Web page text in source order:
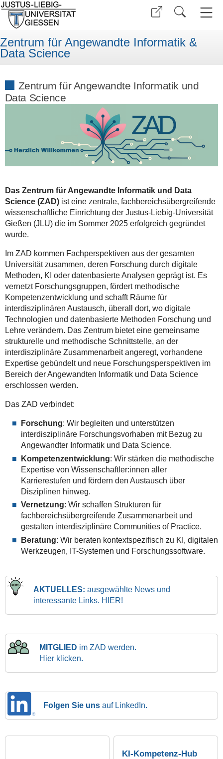
Zentrum für Angewandte Informatik &
Data Science
Zentrum für Angewandte Informatik und
Data Science
Das Zentrum für Angewandte Informatik und Data
Science (ZAD)ist eine zentrale, fachbereichsübergreifende
wissenschaftliche Einrichtung der Justus-Liebig-Universität
Gießen (JLU) die im Sommer 2025 erfolgreich gegründet
wurde.
Im ZAD kommen Fachperspektiven aus der gesamten
Universität zusammen, deren Forschung durch digitale
Methoden, KI oder datenbasierte Analysen geprägt ist. Es
vernetzt Forschungsgruppen, fördert methodische
Kompetenzentwicklung und schafft Räume für
interdisziplinären Austausch, überall dort, wo digitale
Technologien und datenbasierte Methoden Forschung und
Lehre verändern. Das Zentrum bietet eine gemeinsame
strukturelle und methodische Schnittstelle, an der
interdisziplinäre Zusammenarbeit angeregt, vorhandene
Expertise gebündelt und neue Forschungsperspektiven im
Bereich der Angewandten Informatik und Data Science
erschlossen werden.
Das ZAD verbindet:
Forschung: Wir begleiten und unterstützen
interdisziplinäre Forschungsvorhaben mit Bezug zu
Angewandter Informatik und Data Science.
Kompetenzentwicklung: Wir stärken die methodische
Expertise von Wissenschaftler:innen aller
Karrierestufen und fördern den Austausch über
Disziplinen hinweg.
Vernetzung: Wir schaffen Strukturen für
fachbereichsübergreifende Zusammenarbeit und
gestalten interdisziplinäre Communities of Practice.
Beratung: Wir beraten kontextspezifisch zu KI, digitalen
Werkzeugen, IT-Systemen und Forschungssoftware.
AKTUELLES: ausgewählte News und
interessante Links. HIER!
MITGLIED im ZAD werden.
Hier klicken.
Folgen Sie unsauf LinkedIn.
KI-Kompetenz-Hub